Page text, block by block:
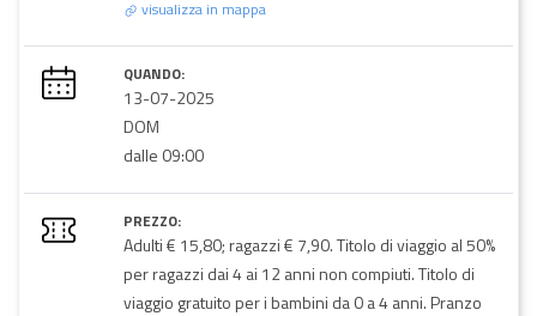
visualizza in mappa
QUANDO:
13-07-2025
DOM
dalle 09:00
PREZZO:
Adulti € 15,80; ragazzi € 7,90. Titolo di viaggio al 50%
per ragazzi dai 4 ai 12 anni non compiuti. Titolo di
viaggio gratuito per i bambini da 0 a 4 anni. Pranzo